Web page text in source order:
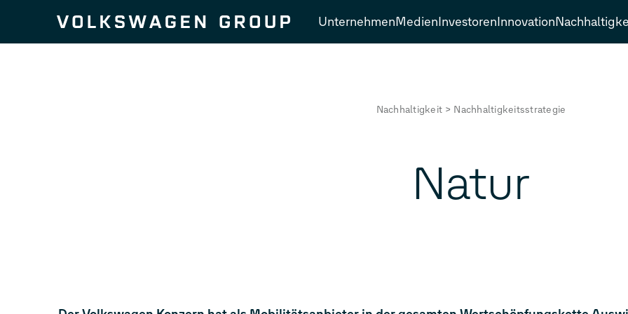
UnternehmenMedienInvestorenInnovation
Nachhaltigkeit > Nachhaltigkeitsstrategie
Natur